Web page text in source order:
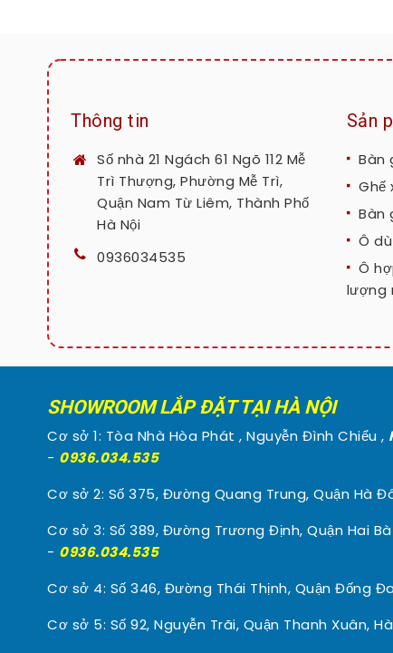
Thông tin
Số nhà 21 Ngách 61 Ngõ 112 Mễ
Trì Thượng, Phường Mễ Trì,
Quận Nam Từ Liêm, Thành Phố
Hà Nội
0936034535
Sản
Bàn
Ghế
Bàn
Ô
Ô
lượng
SHOWROOM LẮP ĐẶT TẠI HÀ NỘI
Cơ sở 1: Tòa Nhà Hòa Phát , Nguyễn Đình Chiểu ,
- 0936.034.535
Cơ sở 2: Số 375, Đường Quang Trung, Quận Hà
Cơ sở 3: Số 389, Đường Trương Định, Quận Hai
- 0936.034.535
Cơ sở 4: Số 346, Đường Thái Thịnh, Quận Đống
Cơ sở 5: Số 92, Nguyễn Trãi, Quận Thanh Xuân,